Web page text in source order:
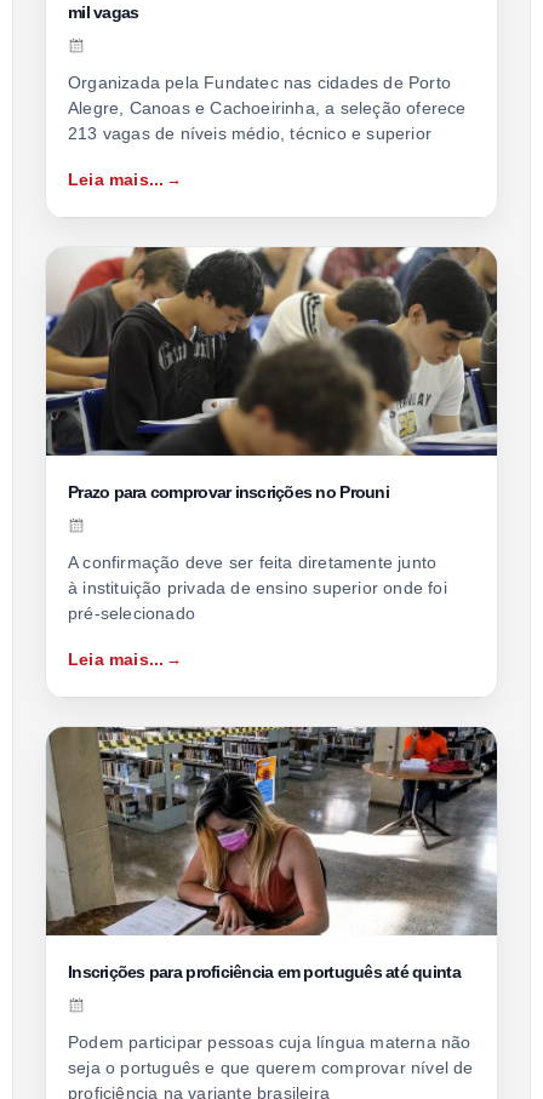
mil vagas
Organizada pela Fundatec nas cidades de Porto
Alegre, Canoas e Cachoeirinha, a seleção oferece
213 vagas de níveis médio, técnico e superior
Leia mais...
Prazo para comprovar inscrições no Prouni
A confirmação deve ser feita diretamente junto
à instituição privada de ensino superior onde foi
pré-selecionado
Leia mais...
Inscrições para proficiência em português até quinta
Podem participar pessoas cuja língua materna não
seja o português e que querem comprovar nível de
proficiência na variante brasileira